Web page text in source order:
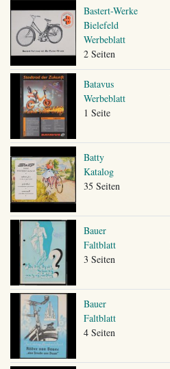
Bastert-Werke
Bielefeld
Werbeblatt
2 Seiten
Batavus
Werbeblatt
1 Seite
Batty
Katalog
35 Seiten
Bauer
Faltblatt
3 Seiten
Bauer
Faltblatt
4 Seiten